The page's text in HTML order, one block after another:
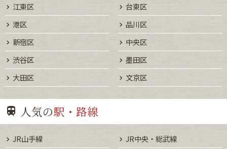
江東区
台東区
港区
品川区
新宿区
中央区
渋谷区
墨田区
大田区
文京区
人気の駅・路線
JR山手線
JR中央・総武線